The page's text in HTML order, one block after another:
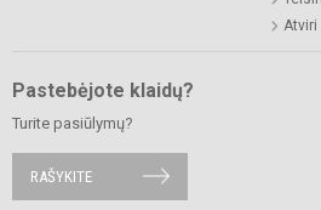
Atviri
Pastebėjote klaidų?
Turite pasiūlymų?
RAŠYKITE